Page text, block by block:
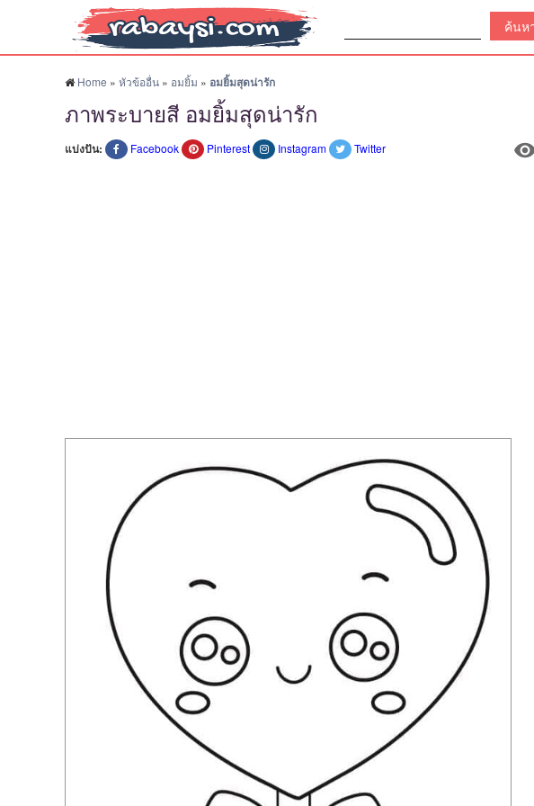
Home » หัวข้ออื่น » อมยิ้ม » อมยิ้มสุดน่ารัก
ภาพระบายสี อมยิ้มสุดน่ารัก
แบ่งปัน: Facebook Pinterest Instagram Twitter